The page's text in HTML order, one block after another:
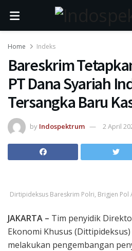
Home Indeks
Bareskrim
PT Dana Syariah
Tersangka Baru
by Indospektrum 2 April
Dirtipideksus Bareskrim Polri, Brigjen Pol
JAKARTA – Tim penyidik
Ekonomi Khusus
melakukan pengembangan